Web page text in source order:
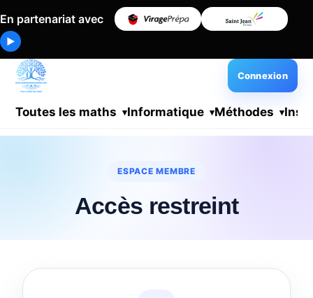
En partenariat avec
▶
Toutes les maths Informatique Méthodes
Connexion
ESPACE MEMBRE
Accès restreint